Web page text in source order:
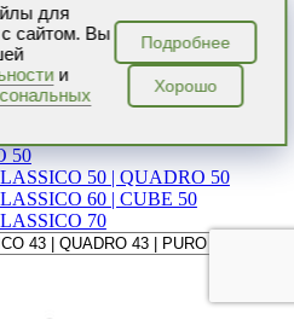
50
50 | QUADRO 50
60 | CUBE 50
70
для
сайтом. Вы
и
Подробнее
Хорошо